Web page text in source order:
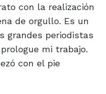
con la realización
de orgullo. Es un
grandes periodistas
mi trabajo.
con el pie